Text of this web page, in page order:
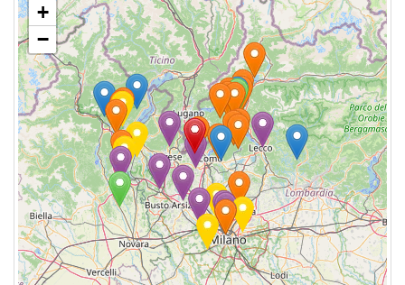
LUOGHI
A
DOG
OFFERTE
A
DOG
+
−